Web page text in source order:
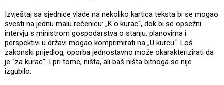
Izvještaj sa sjednice vlade na nekoliko kartica teksta bi se mogao
svesti na jednu malu rečenicu: „K'o kurac“, dok bi se opsežni
intervju s ministrom gospodarstva o stanju, planovima i
perspektivi u državi mogao komprimirati na „U kurcu“. Loš
zakonski prijedlog, oporba jednostavno može okarakterizirati da
je “za kurac”. I pri tome, ništa, ali baš ništa bitnoga se nije
izgubilo.